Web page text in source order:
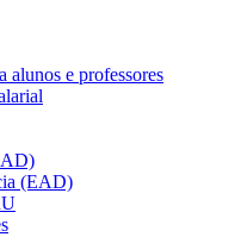
alunos e professores
(EAD)